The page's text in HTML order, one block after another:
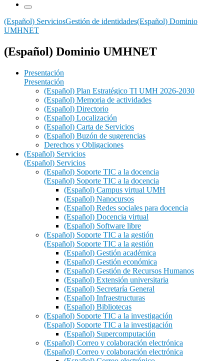
(Español) ServiciosGestión de identidades(Español) Dominio
UMHNET
(Español) Dominio UMHNET
Presentación
Presentación
(Español) Plan Estratégico TI UMH 2026-2030
(Español) Memoria de actividades
(Español) Directorio
(Español) Localización
(Español) Carta de Servicios
(Español) Buzón de sugerencias
Derechos y Obligaciones
(Español) Servicios
(Español) Servicios
(Español) Soporte TIC a la docencia
(Español) Soporte TIC a la docencia
(Español) Campus virtual UMH
(Español) Nanocursos
(Español) Redes sociales para docencia
(Español) Docencia virtual
(Español) Software libre
(Español) Soporte TIC a la gestión
(Español) Soporte TIC a la gestión
(Español) Gestión académica
(Español) Gestión económica
(Español) Gestión de Recursos Humanos
(Español) Extensión universitaria
(Español) Secretaría General
(Español) Infraestructuras
(Español) Bibliotecas
(Español) Soporte TIC a la investigación
(Español) Soporte TIC a la investigación
(Español) Supercomputación
(Español) Correo y colaboración electrónica
(Español) Correo y colaboración electrónica